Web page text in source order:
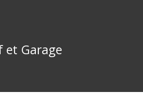
et Garage